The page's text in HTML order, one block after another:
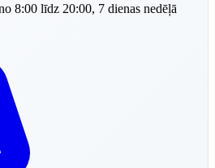
8:00 līdz 20:00, 7 dienas nedēļā